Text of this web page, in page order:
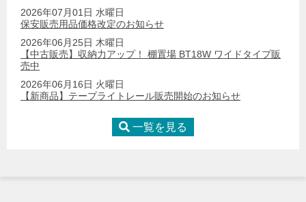
2026年07月01日 水曜日
保安販売用品価格改定のお知らせ
2026年06月25日 木曜日
【中古販売】収納力アップ！ 棚置場 BT18W ワイドタイプ販
売中
2026年06月16日 火曜日
【新商品】テープライトレール販売開始のお知らせ
一覧を見る